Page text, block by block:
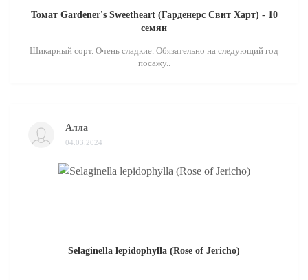
Томат Gardener's Sweetheart (Гарденерс Свит Харт) - 10
семян
Шикарный сорт. Очень сладкие. Обязательно на следующий год
посажу..
Алла
04.03.2024
Selaginella lepidophylla (Rose of Jericho)